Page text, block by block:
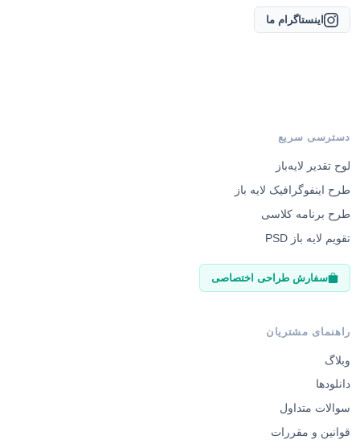
اینستاگرام ما
دسترسی سریع
لوح تقدیر لایه‌باز
طرح اینفوگرافیک لایه باز
طرح برنامه کلاسی
تقویم لایه باز PSD
سفارش طراحی اختصاصی
راهنمای مشتریان
وبلاگ
دانلودها
سوالات متداول
قوانین و مقررات